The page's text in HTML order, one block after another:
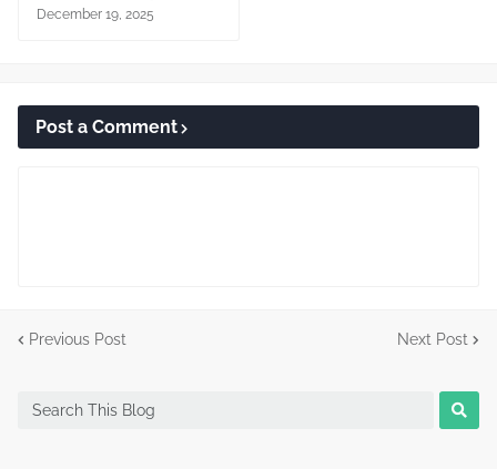
December 19, 2025
Post a Comment
Previous Post Next Post